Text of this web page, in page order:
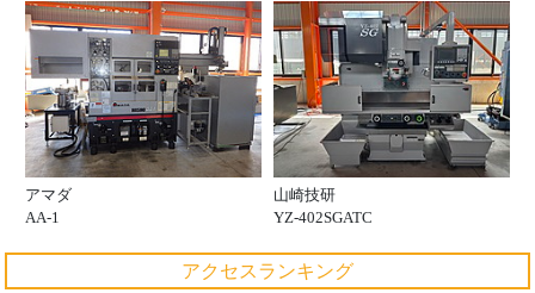
アマダ
AA-1
山崎技研
YZ-402SGATC
アクセスランキング